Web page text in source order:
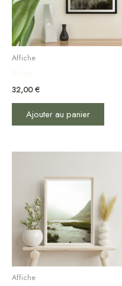
Affiche
32,00€
Ajouter au panier
Affiche